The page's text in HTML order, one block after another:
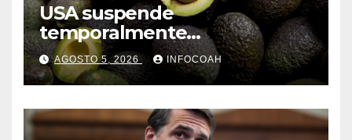
USA suspende
temporalmente
exportaciones de aguacate
michoacano
AGOSTO 5, 2026 INFOCOAH